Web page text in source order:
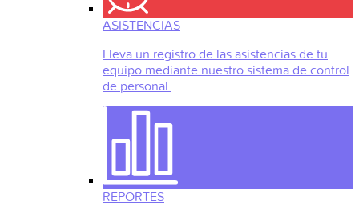
ASISTENCIAS
Lleva un registro de las asistencias de tu
equipo mediante nuestro sistema de control
de personal.
REPORTES